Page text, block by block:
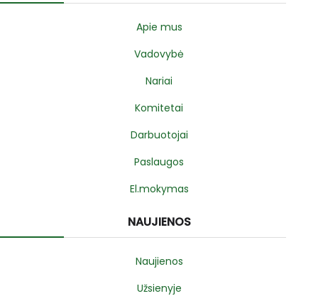
Apie mus
Vadovybė
Nariai
Komitetai
Darbuotojai
Paslaugos
El.mokymas
NAUJIENOS
Naujienos
Užsienyje